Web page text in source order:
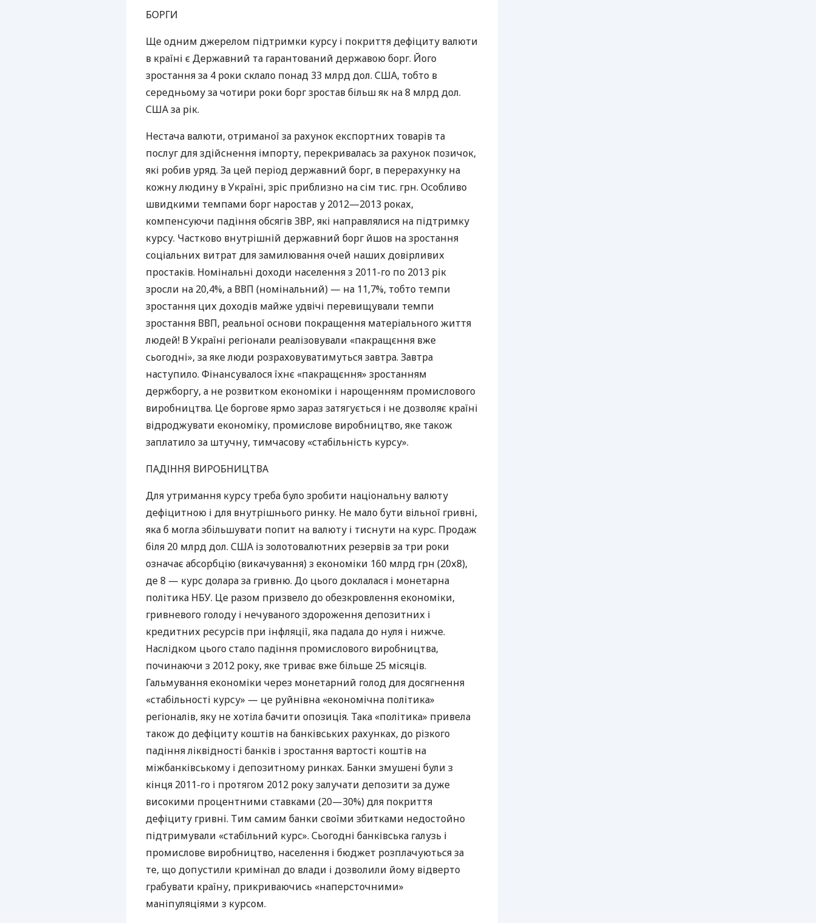
БОРГИ
Ще одним джерелом підтримки курсу і покриття дефіциту валюти
в країні є Державний та гарантований державою борг. Його
зростання за 4 роки склало понад 33 млрд дол. США, тобто в
середньому за чотири роки борг зростав більш як на 8 млрд дол.
СШАза рік.
Нестача валюти, отриманої за рахунок експортних товарів та
послуг для здійснення імпорту, перекривалась за рахунок позичок,
які робив уряд. За цей період державний борг, в перерахунку на
кожну людину в Україні, зріс приблизно на сім тис. грн. Особливо
швидкими темпами борг наростав у 2012—2013 роках,
компенсуючи падіння обсягівЗВР, які направлялися на підтримку
курсу. Частково внутрішній державний борг йшов на зростання
соціальних витрат для замилювання очей наших довірливих
простаків. Номінальні доходи населення з 2011-го по 2013 рік
зросли на 20,4%, а ВВП (номінальний) — на 11,7%, тобто темпи
зростання цих доходів майже удвічі перевищували темпи
зростання ВВП, реальної основи покращення матеріального життя
людей! В Україні регіонали реалізовували «пакращєння вже
сьогодні», за яке люди розраховуватимуться завтра. Завтра
наступило. Фінансувалося їхнє «пакращєння» зростанням
держборгу, а не розвитком економіки і нарощенням промислового
виробництва. Це боргове ярмо зараз затягується і не дозволяє країні
відроджувати економіку, промислове виробництво, яке також
заплатило за штучну, тимчасову «стабільність курсу».
ПАДІННЯ ВИРОБНИЦТВА
Для утримання курсу треба було зробити національну валюту
дефіцитною і для внутрішнього ринку. Не мало бути вільної гривні,
яка б могла збільшувати попит на валюту і тиснути на курс. Продаж
біля 20 млрд дол. США із золотовалютних резервів за три роки
означає абсорбцію (викачування) з економіки 160 млрд грн (20х8),
де 8 — курс долара за гривню. До цього доклалася і монетарна
політика НБУ. Це разом призвело до обезкровлення економіки,
гривневого голоду і нечуваного здороження депозитних і
кредитних ресурсів при інфляції, яка падала до нуля і нижче.
Наслідком цього стало падіння промислового виробництва,
починаючи з 2012 року, яке триває вже більше 25 місяців.
Гальмування економіки через монетарний голод для досягнення
«стабільності курсу» — це руйнівна «економічна політика»
регіоналів, яку не хотіла бачити опозиція. Така «політика» привела
також до дефіциту коштів на банківських рахунках, до різкого
падіння ліквідності банків і зростання вартості коштів на
міжбанківському і депозитному ринках. Банки змушені були з
кінця 2011-го і протягом 2012 року залучати депозити за дуже
високими процентними ставками (20—30%) для покриття
дефіциту гривні. Тим самим банки своїми збитками недостойно
підтримували «стабільний курс». Сьогодні банківська галузь і
промислове виробництво, населення і бюджет розплачуються за
те, що допустили кримінал до влади і дозволили йому відверто
грабувати країну, прикриваючись «наперсточними»
маніпуляціями з курсом.